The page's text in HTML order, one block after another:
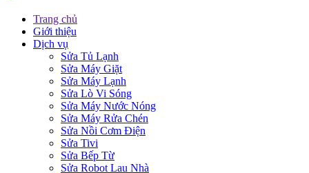
Trang chủ
Giới thiệu
Dịch vụ
Sửa Tủ Lạnh
Sửa Máy Giặt
Sửa Máy Lạnh
Sửa Lò Vi Sóng
Sửa Máy Nước Nóng
Sửa Máy Rửa Chén
Sửa Nồi Cơm Điện
Sửa Tivi
Sửa Bếp Từ
Sửa Robot Lau Nhà